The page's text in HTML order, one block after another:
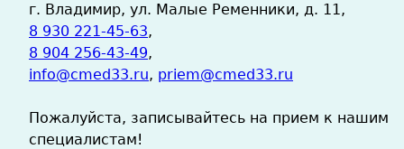
г. Владимир, ул. Малые Ременники, д. 11,
8 930 221-45-63,
8 904 256-43-49,
info@cmed33.ru, priem@cmed33.ru
Пожалуйста, записывайтесь на прием к нашим
специалистам!